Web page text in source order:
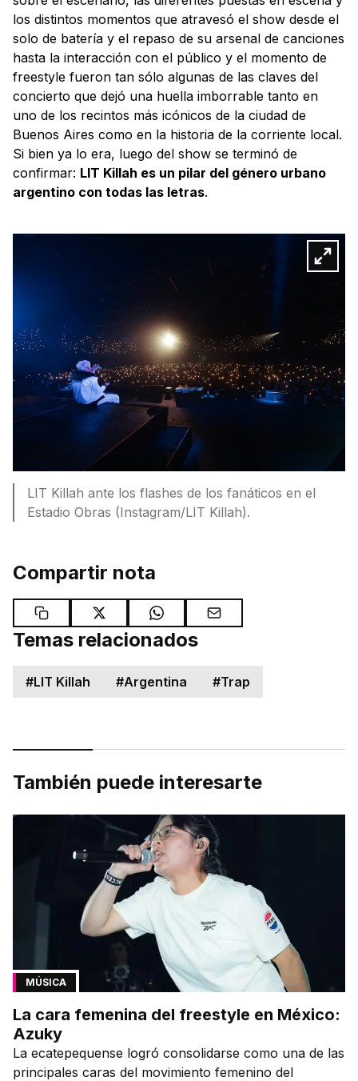
los distintos momentos que atravesó el show desde el
solo de batería y el repaso de su arsenal de canciones
hasta la interacción con el público y el momento de
freestyle fueron tan sólo algunas de las claves del
concierto que dejó una huella imborrable tanto en
uno de los recintos más icónicos de la ciudad de
Buenos Aires como en la historia de la corriente local.
Si bien ya lo era, luego del show se terminó de
confirmar: LIT Killah es un pilar del género urbano
argentino con todas las letras.
LIT Killah ante los flashes de los fanáticos en el
Estadio Obras (Instagram/LIT Killah).
Compartir nota
Temas relacionados
#LIT Killah #Argentina #Trap
También puede interesarte
MÚSICA
La cara femenina del freestyle en México:
Azuky
La ecatepequense logró consolidarse como una de las
principales caras del movimiento femenino del